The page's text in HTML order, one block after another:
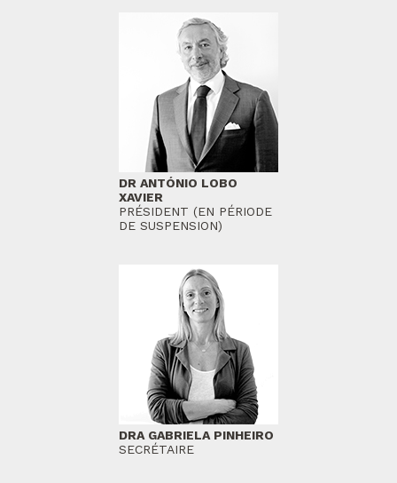
DR ANTÓNIO LOBO
XAVIER
PRÉSIDENT (EN PÉRIODE
DE SUSPENSION)
DRA GABRIELA PINHEIRO
SECRÉTAIRE